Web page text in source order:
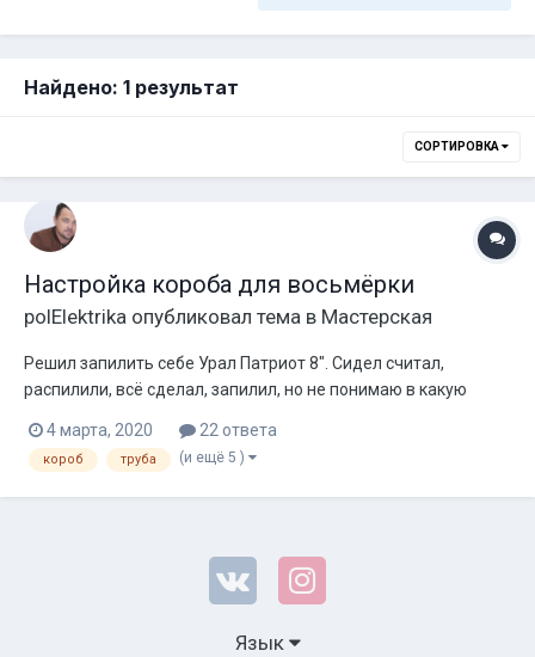
Найдено: 1 результат
СОРТИРОВКА
Настройка короба для восьмёрки
polElektrika опубликовал тема в Мастерская
Решил запилить себе Урал Патриот 8". Сидел считал,
распилили, всё сделал, запилил, но не понимаю в какую
всякую мелкую фигню и гоняю по частотам. С 30 до 45 герц.
Должно по расчётам где-то 39 герц быть, но диффузор не
останавливается ни на как...
4 марта, 2020 22 ответа
короб труба (и ещё 5 )
Язык